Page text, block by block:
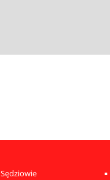
Sędziowie